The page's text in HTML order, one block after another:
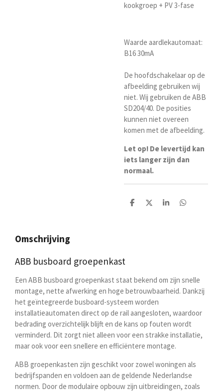
kookgroep + PV 3-fase
Waarde aardlekautomaat:
B16 30mA
De hoofdschakelaar op de
afbeelding gebruiken wij
niet. Wij gebruiken de ABB
SD204/40. De posities
kunnen niet overeen
komen met de afbeelding.
Let op! De levertijd kan
iets langer zijn dan
normaal.
D
D
S
D
Omschrijving
ABB busboard groepenkast
Een ABB busboard groepenkast staat bekend om zijn snelle
montage, nette afwerking en hoge betrouwbaarheid. Dankzij
het geïntegreerde busboard-systeem worden
installatieautomaten direct op de rail aangesloten, waardoor
bedrading overzichtelijk blijft en de kans op fouten wordt
verminderd. Dit zorgt niet alleen voor een strakke installatie,
maar ook voor een snellere en efficiëntere montage.
ABB groepenkasten zijn geschikt voor zowel woningen als
bedrijfspanden en voldoen aan de geldende Nederlandse
normen. Door de modulaire opbouw zijn uitbreidingen, zoals